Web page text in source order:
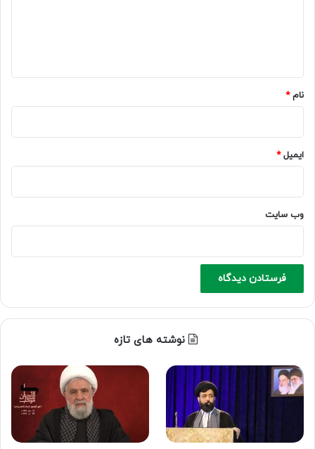
نام*
ایمیل*
وب‌ سایت
نوشته های تازه